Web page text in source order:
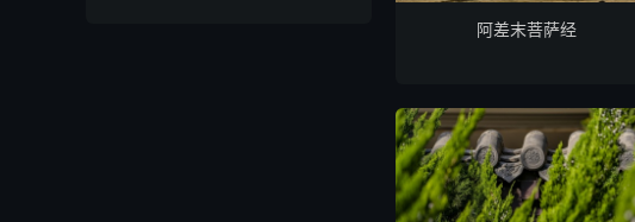
阿差末菩萨经